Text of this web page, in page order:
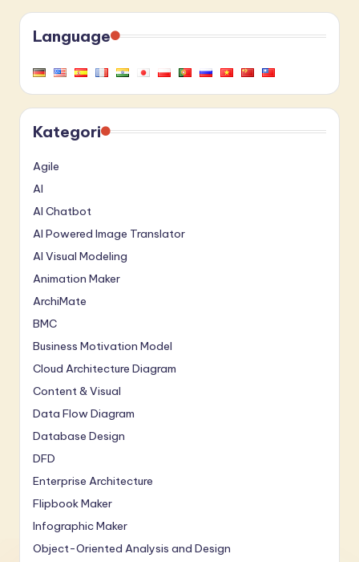
Language
Kategori
Agile
AI
AI Chatbot
AI Powered Image Translator
AI Visual Modeling
Animation Maker
ArchiMate
BMC
Business Motivation Model
Cloud Architecture Diagram
Content & Visual
Data Flow Diagram
Database Design
DFD
Enterprise Architecture
Flipbook Maker
Infographic Maker
Object-Oriented Analysis and Design